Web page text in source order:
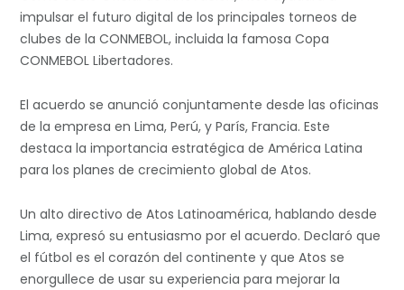
impulsar el futuro digital de los principales torneos de
clubes de la CONMEBOL, incluida la famosa Copa
CONMEBOL Libertadores.
El acuerdo se anunció conjuntamente desde las oficinas
de la empresa en Lima, Perú, y París, Francia. Este
destaca la importancia estratégica de América Latina
para los planes de crecimiento global de Atos.
Un alto directivo de Atos Latinoamérica, hablando desde
Lima, expresó su entusiasmo por el acuerdo. Declaró que
el fútbol es el corazón del continente y que Atos se
enorgullece de usar su experiencia para mejorar la